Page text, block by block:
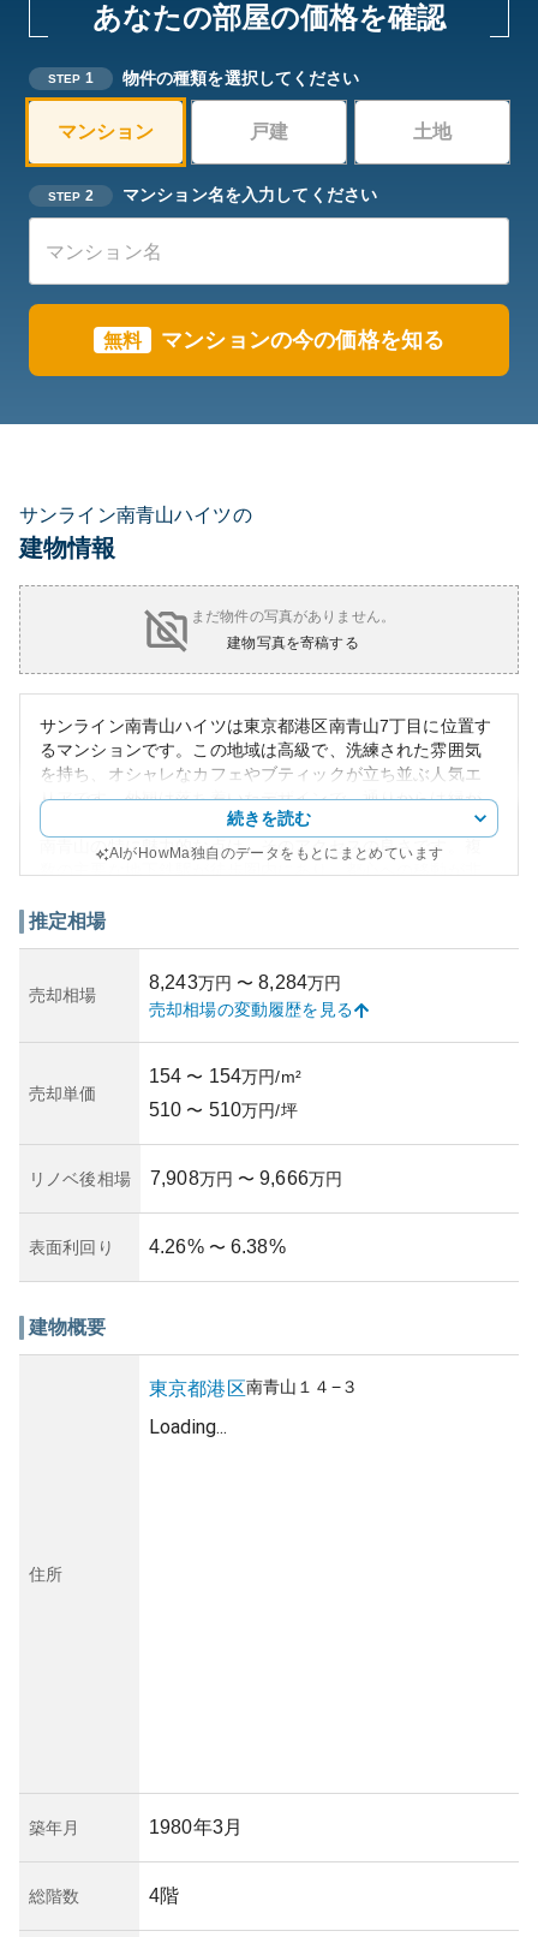
あなたの部屋の価格を確認
STEP 1 物件の種類を選択してください
マンション 戸建 土地
STEP 2 マンション名を入力してください
無料 マンションの今の価格を知る
サンライン南青山ハイツの
建物情報
まだ物件の写真がありません。
建物写真を寄稿する
サンライン南青山ハイツは東京都港区南青山7丁目に位置す
るマンションです。この地域は高級で、洗練された雰囲気
を持ち、オシャレなカフェやブティックが立ち並ぶ人気エ
リアです。外観は落ち着いたデザインで、通りからは緑が
多く見え、快適な住環境を提供しています。
南青山の特に魅力的な点は、そのアクセスの良さです。複
おり、文化的な活動にも恵まれています。
産価値も安定しており、大きなリスクが低いとされていま
す。しかし、築年数や管理状況によるリスクも考慮が必要
です。管理状況が良好であることは、物件の維持・改善に
す。
このマンションを検討する際は、物件の過去の価格変動や
続きを読む
AIがHowMa独自のデータをもとにまとめています
推定相場
売却相場
8,243万円 〜 8,284万円
売却相場の変動履歴を見る
売却単価
154 〜 154万円/m²
510 〜 510万円/坪
リノベ後相場 7,908万円 〜 9,666万円
表面利回り 4.26% 〜 6.38%
建物概要
住所
東京都港区南青山 １４−３
Loading...
築年月 1980年3月
総階数 4階